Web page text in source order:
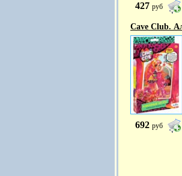
427 руб
Cave Club.
692 руб